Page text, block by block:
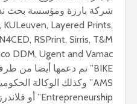
Layered Prints,
RSPrint, Sirris, T&M
Entrepreneurship” أو فلاندرز للإبتكار وريادة الأعمال.